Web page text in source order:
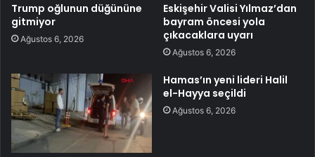
Trump oğlunun düğününe
gitmiyor
Ağustos 6, 2026
Eskişehir Valisi Yılmaz’dan
bayram öncesi yola
çıkacaklara uyarı
Ağustos 6, 2026
Hamas’ın yeni lideri Halil
el-Hayya seçildi
Ağustos 6, 2026